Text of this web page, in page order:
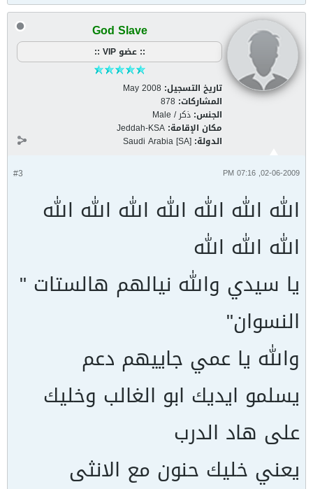
God Slave
:: عضو VIP ::
تاريخ التسجيل: May 2008
المشاركات: 878
الجنس: ذكر / Male
مكان الإقامة: Jeddah-KSA
الدولة: Saudi Arabia [SA]
#3 02-06-2009, 07:16 PM
الله الله الله الله الله الله الله
الله الله الله
يا سيدي والله نيالهم هالستات "
النسوان"
والله يا عمي جاييهم دعم
يسلمو ايديك ابو الغالب وخليك
على هاد الدرب
يعني خليك حنون مع الانثى